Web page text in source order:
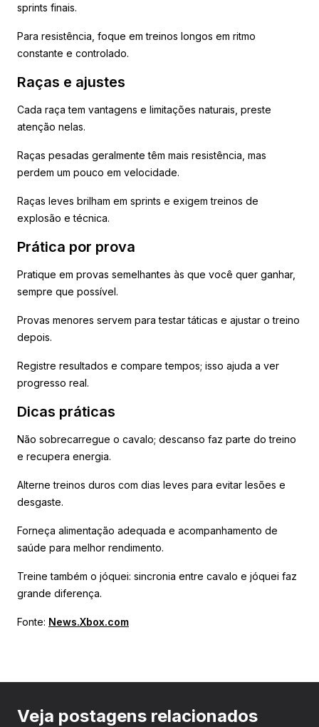
sprints finais.
Para resistência, foque em treinos longos em ritmo
constante e controlado.
Raças e ajustes
Cada raça tem vantagens e limitações naturais, preste
atenção nelas.
Raças pesadas geralmente têm mais resistência, mas
perdem um pouco em velocidade.
Raças leves brilham em sprints e exigem treinos de
explosão e técnica.
Prática por prova
Pratique em provas semelhantes às que você quer ganhar,
sempre que possível.
Provas menores servem para testar táticas e ajustar o treino
depois.
Registre resultados e compare tempos; isso ajuda a ver
progresso real.
Dicas práticas
Não sobrecarregue o cavalo; descanso faz parte do treino
e recupera energia.
Alterne treinos duros com dias leves para evitar lesões e
desgaste.
Forneça alimentação adequada e acompanhamento de
saúde para melhor rendimento.
Treine também o jóquei: sincronia entre cavalo e jóquei faz
grande diferença.
Fonte: News.Xbox.com
Veja postagens relacionados